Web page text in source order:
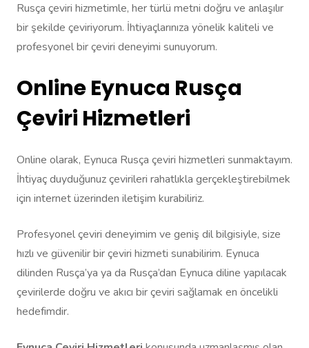
Rusça çeviri hizmetimle, her türlü metni doğru ve anlaşılır
bir şekilde çeviriyorum. İhtiyaçlarınıza yönelik kaliteli ve
profesyonel bir çeviri deneyimi sunuyorum.
Online Eynuca Rusça
Çeviri Hizmetleri
Online olarak, Eynuca Rusça çeviri hizmetleri sunmaktayım.
İhtiyaç duyduğunuz çevirileri rahatlıkla gerçekleştirebilmek
için internet üzerinden iletişim kurabiliriz.
Profesyonel çeviri deneyimim ve geniş dil bilgisiyle, size
hızlı ve güvenilir bir çeviri hizmeti sunabilirim. Eynuca
dilinden Rusça’ya ya da Rusça’dan Eynuca diline yapılacak
çevirilerde doğru ve akıcı bir çeviri sağlamak en öncelikli
hedefimdir.